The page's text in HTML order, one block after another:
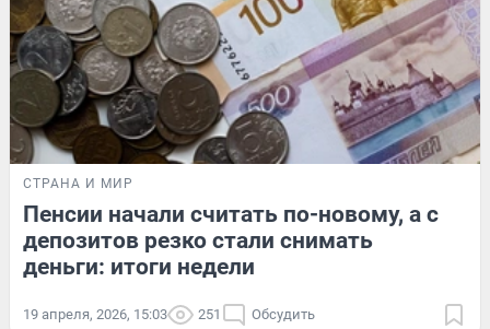
СТРАНА И МИР
Пенсии начали считать по-новому, а с
депозитов резко стали снимать
деньги: итоги недели
19 апреля, 2026, 15:03 251 Обсудить